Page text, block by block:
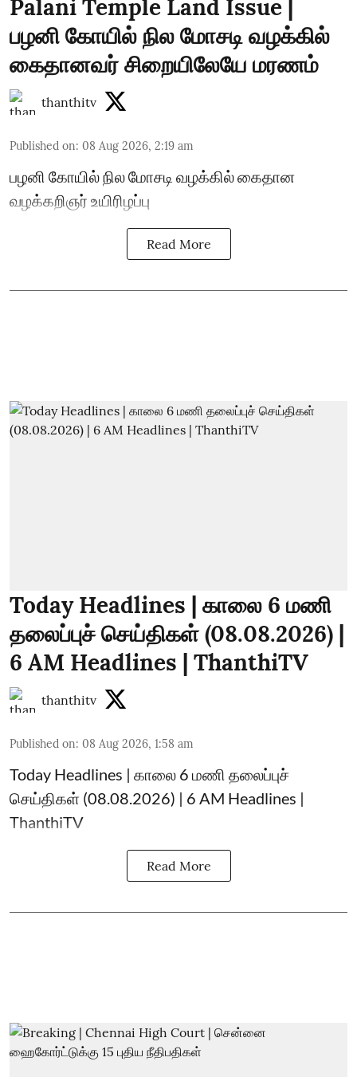
Palani Temple Land Issue |
பழனி கோயில் நில மோசடி வழக்கில்
கைதானவர் சிறையிலேயே மரணம்
thanthitv
Published on: 08 Aug 2026, 2:19 am
பழனி கோயில் நில மோசடி வழக்கில் கைதான
வழக்கறிஞர் உயிரிழப்பு
Read More
Today Headlines | காலை 6 மணி
தலைப்புச் செய்திகள் (08.08.2026) |
6 AM Headlines | ThanthiTV
thanthitv
Published on: 08 Aug 2026, 1:58 am
Today Headlines | காலை 6 மணி தலைப்புச்
செய்திகள் (08.08.2026) | 6 AM Headlines |
ThanthiTV
Read More